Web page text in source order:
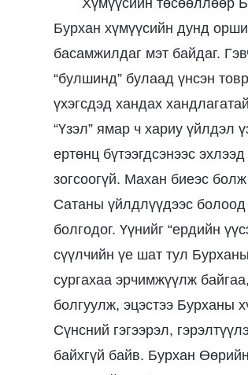
Хүмүүсийн төсөөллөөр
Бурхан хүмүүсийн дунд
басамжилдаг мэт байдаг.
“булшинд” булаад үнсэн
үхэгсдэд хандах
“Үзэл” ямар ч хариу үйлдэл
ертөнц бүтээгдсэнээс
зогсоогүй. Махан биеэс
Сатаны үйлдлүүдээс
болгодог. Үүнийг “ердийн
сүүлчийн үе шат тул
сургахаа эрчимжүүлж
болгуулж, эцэстээ Бурханы
Сүнсний гэгээрэл,
байхгүй байв. Бурхан